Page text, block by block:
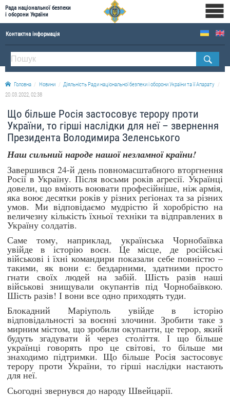
Рада національної безпеки
і оборони України
Контактна інформація
ПРО РНБОУ
Склад Ради національної безпеки і оборони України
Апарат Ради національної безпеки і оборони України
Історична довідка про діяльність Ради національної безпеки і оборони України
ОФІЦІЙНІ ДОКУМЕНТИ
Новини
Drone Deals
Фотогалерея
Відеогалерея
ЗВЕРНЕННЯ ГРОМАДЯН
Звернення громадян
Електронне звернення
ДОСТУП ДО ПУБЛІЧНОЇ ІНФОРМАЦІЇ
Організація доступу до публічної інформації
Запит на отримання публічної інформації
Облік публічної інформації
Питання запобігання корупції
Головна Новини
Діяльність Ради національної безпеки і оборони України та її Апарату
20.03.2022, 02:38
Що більше Росія застосовує терору проти
України, то гірші наслідки для неї – звернення
Президента Володимира Зеленського
Наш сильний народе нашої незламної країни!
Завершився 24-й день повномасштабного вторгнення
Росії в Україну. Після восьми років агресії. Українці
довели, що вміють воювати професійніше, ніж армія,
яка воює десятки років у різних регіонах та за різних
умов. Ми відповідаємо мудрістю й хоробрістю на
величезну кількість їхньої техніки та відправлених в
Україну солдатів.
Саме тому, наприклад, українська Чорнобаївка
увійде в історію воєн. Це місце, де російські
військові і їхні командири показали себе повністю –
такими, як вони є: бездарними, здатними просто
гнати своїх людей на забій. Шість разів наші
військові знищували окупантів під Чорнобаївкою.
Шість разів! І вони все одно приходять туди.
Блокадний Маріуполь увійде в історію
відповідальності за воєнні злочини. Зробити таке з
мирним містом, що зробили окупанти, це терор, який
будуть згадувати й через століття. І що більше
українці говорять про це світові, то більше ми
знаходимо підтримки. Що більше Росія застосовує
терору проти України, то гірші наслідки настають
для неї.
Сьогодні звернувся до народу Швейцарії.